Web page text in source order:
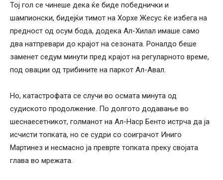
Тој гол се чинеше дека ќе биде победнички и
шампионски, бидејќи тимот на Хорхе Жесус ќе избега на
предност од осум бода, додека Ал-Хилал имаше само
два натпревари до крајот на сезоната. Роналдо беше
заменет седум минути пред крајот на регуларното време,
под овации од трибините на паркот Ал-Авал.
Но, катастрофата се случи во осмата минута од
судиското продолжение. По долгото додавање во
шеснаесетникот, голманот на Ал-Наср Бенто истрча да ја
исчисти топката, но се судри со соиграчот Иниго
Мартинез и несмасно ја преврте топката преку својата
глава во мрежата.